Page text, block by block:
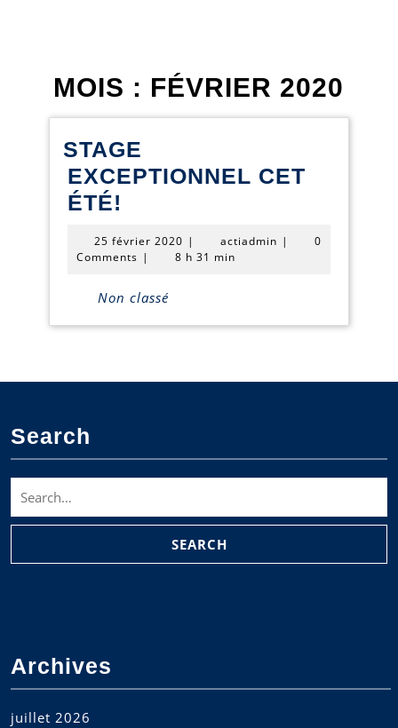
MOIS : FÉVRIER 2020
STAGE
EXCEPTIONNEL CET
ÉTÉ!
CET
25 février 2020 25
février
| actiadmin actiadmin
|
0
Comments | 8 h 31 min
Non classé
Search
for:
Archives
juillet 2026